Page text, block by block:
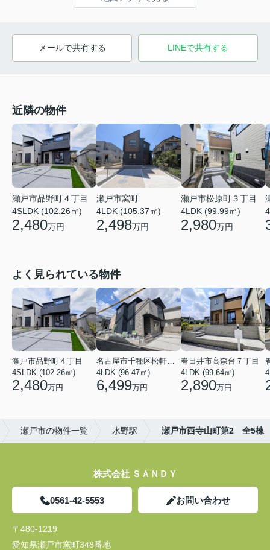
メールで共有する LINEで共有する
近隣の物件
瀬戸市品野町４丁目
4SLDK (102.26㎡)
2,480万円
瀬戸市窯町
4LDK (105.37㎡)
2,498万円
瀬戸市松原町３丁目
4LDK (99.99㎡)
2,980万円
よく見られている物件
瀬戸市品野町４丁目
4SLDK (102.26㎡)
2,480万円
4LDK (96.47㎡)
6,499万円
春日井市高森台７丁目
4LDK (99.64㎡)
2,890万円
瀬戸市の物件一覧 水野駅 瀬戸市西寺山町第2 全5棟
株式会社 ＳＡＮＤＹ
0561-42-5553 お問い合わせ
〒480-1219
愛知県瀬戸市窯町348番地